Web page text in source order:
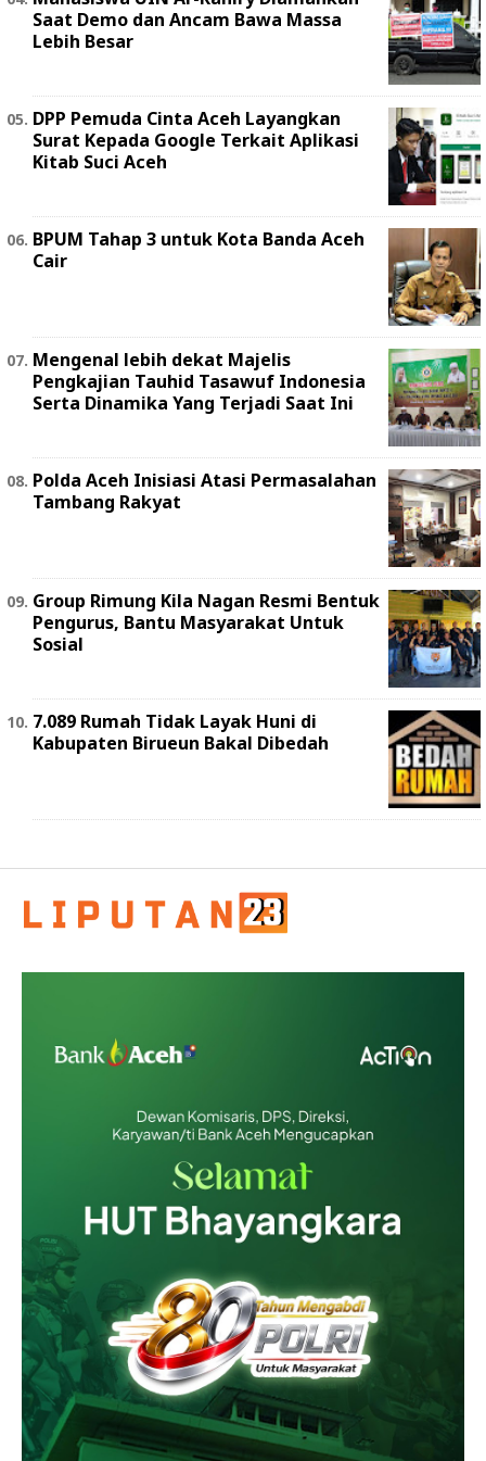
Saat Demo dan Ancam Bawa Massa
Lebih Besar
DPP Pemuda Cinta Aceh Layangkan
Surat Kepada Google Terkait Aplikasi
Kitab Suci Aceh
BPUM Tahap 3 untuk Kota Banda Aceh
Cair
Mengenal lebih dekat Majelis
Pengkajian Tauhid Tasawuf Indonesia
Serta Dinamika Yang Terjadi Saat Ini
Polda Aceh Inisiasi Atasi Permasalahan
Tambang Rakyat
Group Rimung Kila Nagan Resmi Bentuk
Pengurus, Bantu Masyarakat Untuk
Sosial
7.089 Rumah Tidak Layak Huni di
Kabupaten Birueun Bakal Dibedah